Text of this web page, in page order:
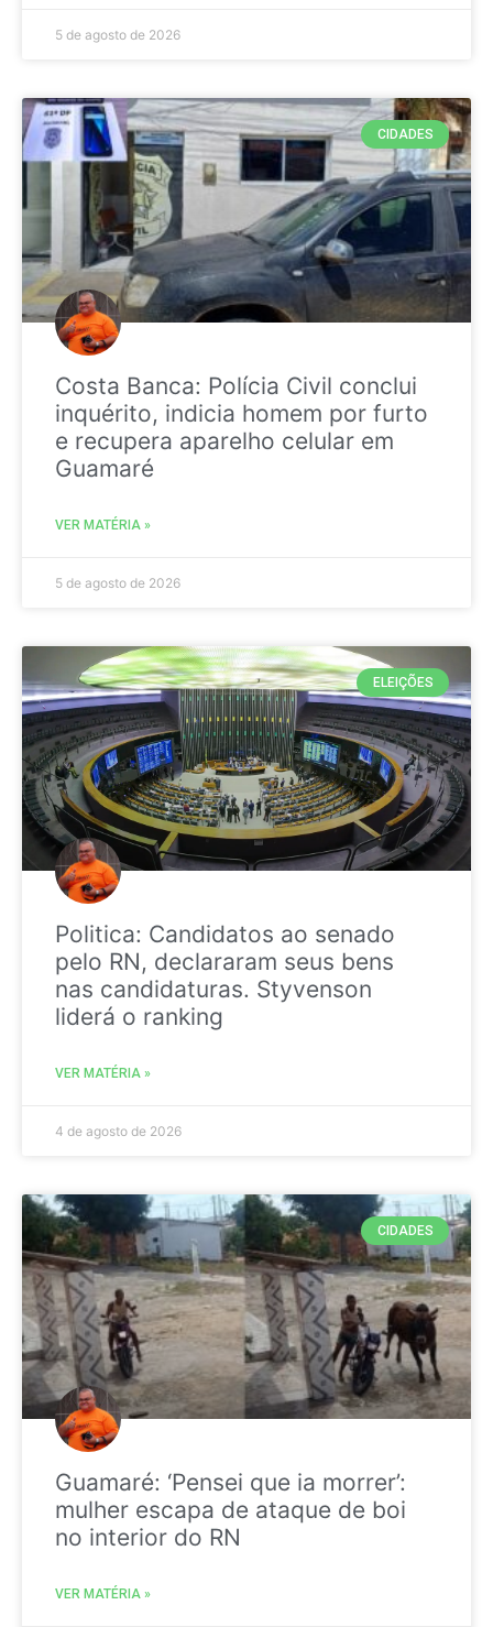
5 de agosto de 2026
CIDADES
Costa Banca: Polícia Civil conclui
inquérito, indicia homem por furto
e recupera aparelho celular em
Guamaré
VER MATÉRIA »
5 de agosto de 2026
ELEIÇÕES
Politica: Candidatos ao senado
pelo RN, declararam seus bens
nas candidaturas. Styvenson
liderá o ranking
VER MATÉRIA »
4 de agosto de 2026
CIDADES
Guamaré: ‘Pensei que ia morrer’:
mulher escapa de ataque de boi
no interior do RN
VER MATÉRIA »